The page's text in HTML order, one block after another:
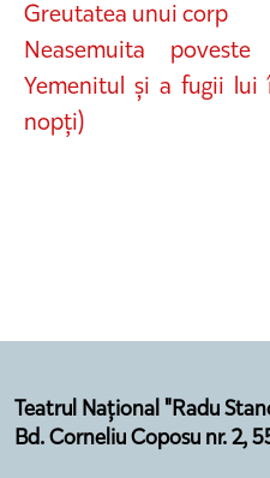
Greutatea unui corp
Neasemuita
Yemenitul și a fugii lui
nopți)
Teatrul Național "Radu
Bd. Corneliu Coposu nr. 2,